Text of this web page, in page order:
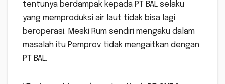
tentunya berdampak kepada PT BAL selaku
yang memproduksi air laut tidak bisa lagi
beroperasi. Meski Rum sendiri mengaku dalam
masalah itu Pemprov tidak mengaitkan dengan
PT BAL.